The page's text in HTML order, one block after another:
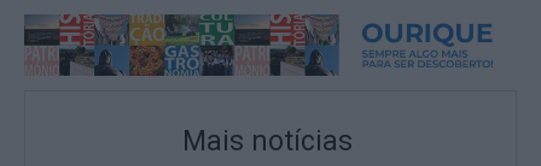
Mais notícias